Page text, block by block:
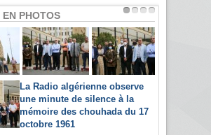
PHOTOS
La Radio algérienne observe
une minute de silence à la
mémoire des chouhada du 17
octobre 1961